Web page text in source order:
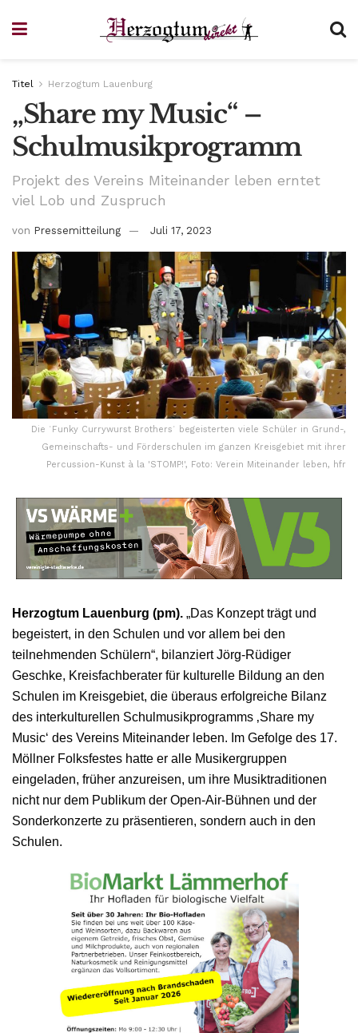
Titel Herzogtum Lauenburg
„Share my Music“ –
Schulmusikprogramm
Projekt des Vereins Miteinander leben erntet
viel Lob und Zuspruch
von Pressemitteilung Juli 17, 2023
Die ˈFunky Currywurst Brothersˈ begeisterten viele Schüler in Grund-,
Gemeinschafts- und Förderschulen im ganzen Kreisgebiet mit ihrer
Percussion-Kunst à la 'STOMP!', Foto: Verein Miteinander leben, hfr
Herzogtum Lauenburg (pm). „Das Konzept trägt und
begeistert, in den Schulen und vor allem bei den
teilnehmenden Schülern“, bilanziert Jörg-Rüdiger
Geschke, Kreisfachberater für kulturelle Bildung an den
Schulen im Kreisgebiet, die überaus erfolgreiche Bilanz
des interkulturellen Schulmusikprogramms ‚Share my
Music‘ des Vereins Miteinander leben. Im Gefolge des 17.
Möllner Folksfestes hatte er alle Musikergruppen
eingeladen, früher anzureisen, um ihre Musiktraditionen
nicht nur dem Publikum der Open-Air-Bühnen und der
Sonderkonzerte zu präsentieren, sondern auch in den
Schulen.